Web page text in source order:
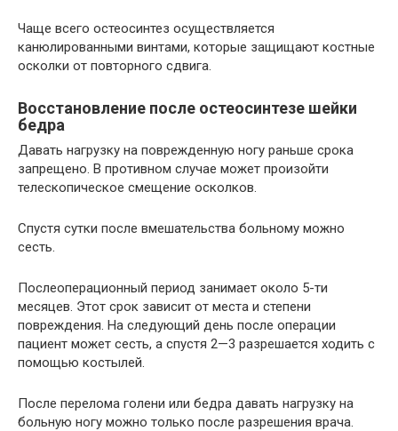
Чаще всего остеосинтез осуществляется
канюлированными винтами, которые защищают костные
осколки от повторного сдвига.
Восстановление после остеосинтезе шейки
бедра
Давать нагрузку на поврежденную ногу раньше срока
запрещено. В противном случае может произойти
телескопическое смещение осколков.
Спустя сутки после вмешательства больному можно
сесть.
Послеоперационный период занимает около 5-ти
месяцев. Этот срок зависит от места и степени
повреждения. На следующий день после операции
пациент может сесть, а спустя 2—3 разрешается ходить с
помощью костылей.
После перелома голени или бедра давать нагрузку на
больную ногу можно только после разрешения врача.